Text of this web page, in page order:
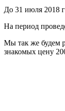
До 31 июля 2018
На период
Мы так же будем
знакомых цену